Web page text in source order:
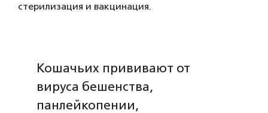
стерилизация и вакцинация.
Кошачьих прививают от
вируса бешенства,
панлейкопении,